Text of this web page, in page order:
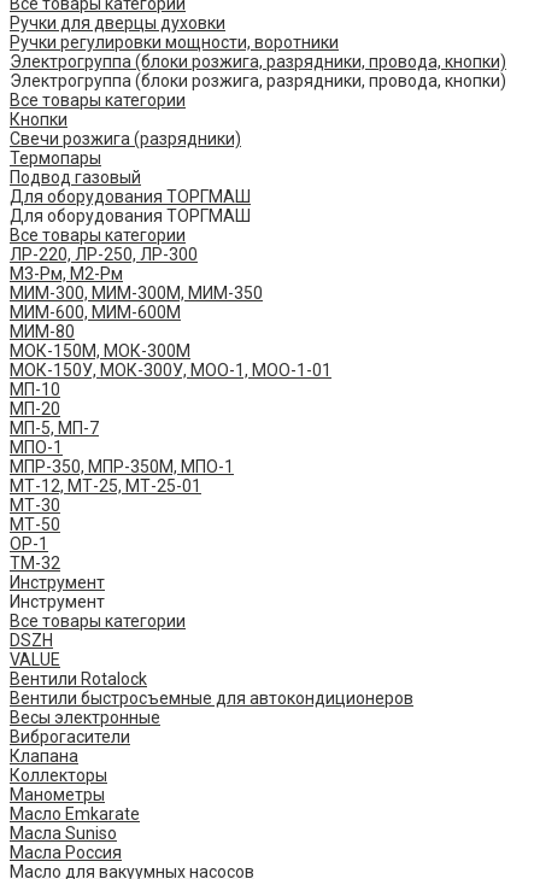
Ручки для дверцы духовки
Ручки регулировки мощности, воротники
Электрогруппа (блоки розжига, разрядники, провода, кнопки)
Электрогруппа (блоки розжига, разрядники, провода, кнопки)
Все товары категории
Кнопки
Свечи розжига (разрядники)
Термопары
Подвод газовый
Для оборудования ТОРГМАШ
Для оборудования ТОРГМАШ
Все товары категории
ЛР-220, ЛР-250, ЛР-300
М3-Рм, М2-Рм
МИМ-300, МИМ-300М, МИМ-350
МИМ-600, МИМ-600М
МИМ-80
МОК-150М, МОК-300М
МОК-150У, МОК-300У, МОО-1, МОО-1-01
МП-10
МП-20
МП-5, МП-7
МПО-1
МПР-350, МПР-350М, МПО-1
МТ-12, МТ-25, МТ-25-01
МТ-30
МТ-50
ОР-1
ТМ-32
Инструмент
Инструмент
Все товары категории
DSZH
VALUE
Вентили Rotalock
Вентили быстросъемные для автокондиционеров
Весы электронные
Виброгасители
Клапана
Коллекторы
Манометры
Масло Emkarate
Масла Suniso
Масла Россия
Масло для вакуумных насосов